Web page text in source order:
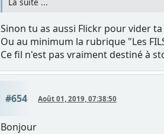
Sinon tu as aussi Flickr pour vider
Ou au minimum la rubrique "Les
Ce fil n'est pas vraiment destiné à
#654 Août 01, 2019, 07:38:50
Bonjour